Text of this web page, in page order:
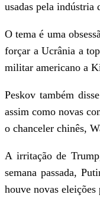
usadas pela indústria
O tema é uma
forçar a Ucrânia a
militar americano a
Peskov também
assim como novas
o chanceler chinês,
A irritação de
semana passada,
houve novas